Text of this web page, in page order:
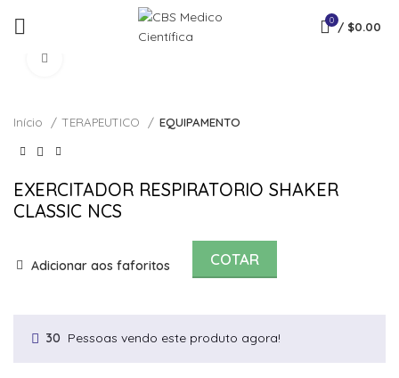
0 / $0.00
Início TERAPEUTICO EQUIPAMENTO
EXERCITADOR RESPIRATORIO SHAKER
CLASSIC NCS
Adicionar aos faforitos COTAR
30 Pessoas vendo este produto agora!